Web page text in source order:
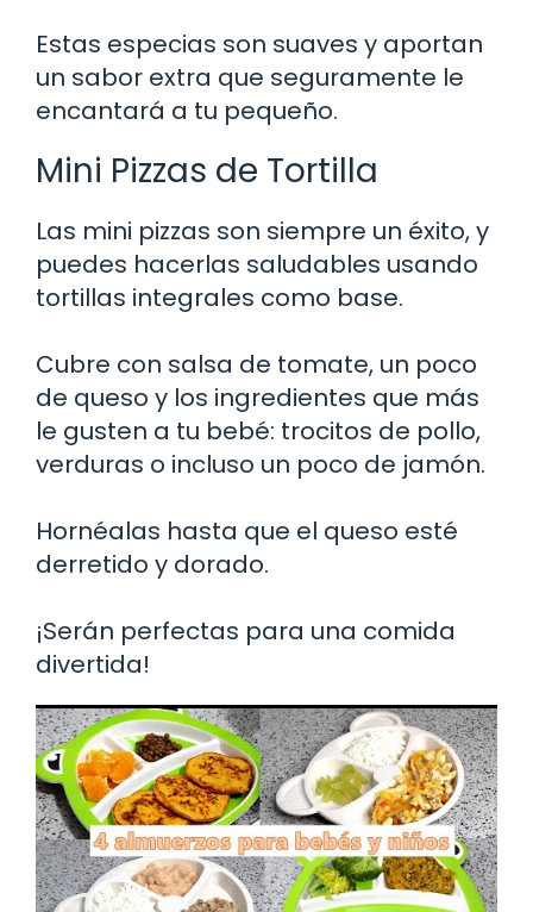
Estas especias son suaves y aportan
un sabor extra que seguramente le
encantará a tu pequeño.
Mini Pizzas de Tortilla
Las mini pizzas son siempre un éxito, y
puedes hacerlas saludables usando
tortillas integrales como base.
Cubre con salsa de tomate, un poco
de queso y los ingredientes que más
le gusten a tu bebé: trocitos de pollo,
verduras o incluso un poco de jamón.
Hornéalas hasta que el queso esté
derretido y dorado.
¡Serán perfectas para una comida
divertida!